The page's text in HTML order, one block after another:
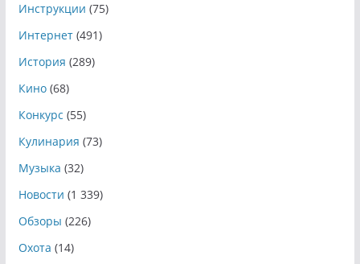
Инструкции (75)
Интернет(491)
История (289)
Кино(68)
Конкурс (55)
Кулинария (73)
Музыка (32)
Новости (1 339)
Обзоры (226)
Охота (14)